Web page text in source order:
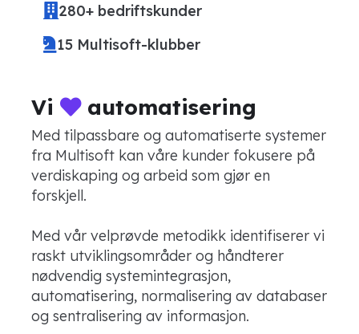
280+ bedriftskunder
15 Multisoft-klubber
Vi automatisering
Med tilpassbare og automatiserte systemer
fra Multisoft kan våre kunder fokusere på
verdiskaping og arbeid som gjør en
forskjell.
Med vår velprøvde metodikk identifiserer vi
raskt utviklingsområder og håndterer
nødvendig systemintegrasjon,
automatisering, normalisering av databaser
og sentralisering av informasjon.